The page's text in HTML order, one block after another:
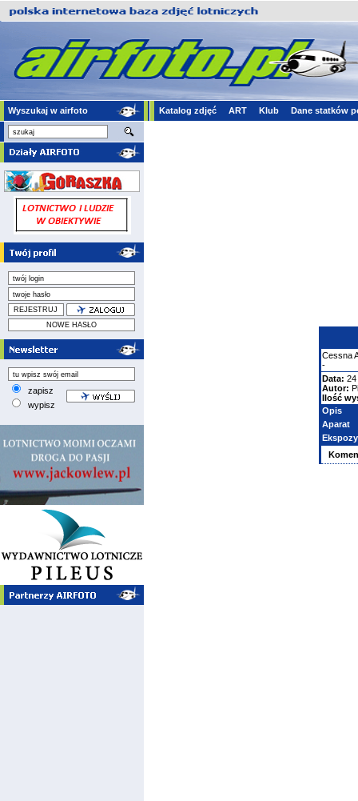
Wyszukaj w airfoto Katalog zdjęć ART Klub Dane statków
zapisz
wypisz
Cessna
-
Data: 24
Autor:
Ilość
Opis
Aparat